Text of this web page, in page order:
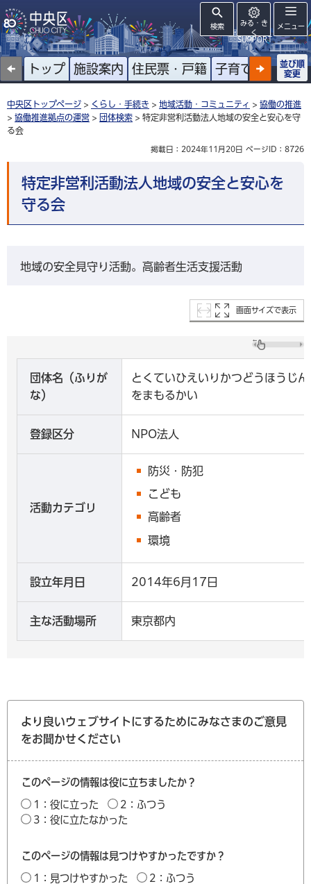
検索
みる・き
く
SUPPORT
メニュー
トップ 施設案内 住民票・戸籍 子育て 高齢者
並び順
変更
中央区トップページ > くらし・手続き > 地域活動・コミュニティ > 協働の推進
> 協働推進拠点の運営 > 団体検索 > 特定非営利活動法人地域の安全と安心を守
る会
掲載日：2024年11月20日 ページID：8726
特定非営利活動法人地域の安全と安心を
守る会
地域の安全見守り活動。高齢者生活支援活動
画面サイズで表示
団体名（ふりが
な）
とくていひえいりかつどうほうじ
をまもるかい
登録区分 NPO法人
活動カテゴリ
防災・防犯
こども
高齢者
環境
設立年月日 2014年6月17日
主な活動場所 東京都内
より良いウェブサイトにするためにみなさまのご意見
をお聞かせください
このページの情報は役に立ちましたか？
1：役に立った
2：ふつう
3：役に立たなかった
このページの情報は見つけやすかったですか？
1：見つけやすかった
2：ふつう